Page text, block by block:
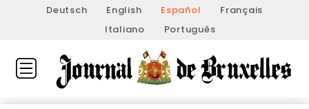
Deutsch English Español
Français
Italiano
Português